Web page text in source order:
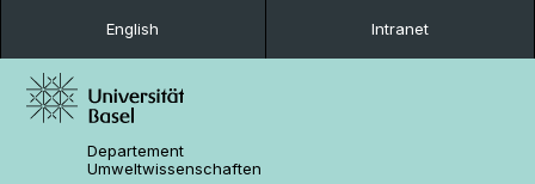
English Intranet
Departement
Umweltwissenschaften